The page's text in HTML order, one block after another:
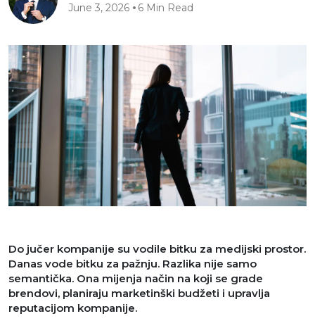
June 3, 2026 6 Min Read
Do jučer kompanije su vodile bitku za medijski prostor.
Danas vode bitku za pažnju. Razlika nije samo
semantička. Ona mijenja način na koji se grade
brendovi, planiraju marketinški budžeti i upravlja
reputacijom kompanije.